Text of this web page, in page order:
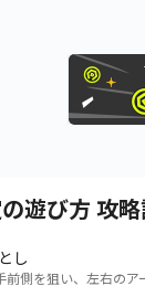
遊び方 攻
し
前側を狙い、左右のア